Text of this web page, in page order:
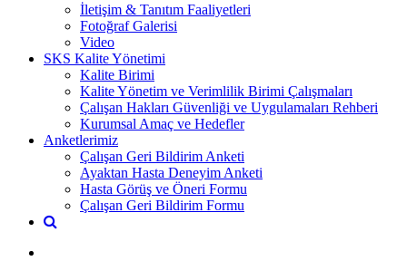
İletişim & Tanıtım Faaliyetleri
Fotoğraf Galerisi
Video
SKS Kalite Yönetimi
Kalite Birimi
Kalite Yönetim ve Verimlilik Birimi Çalışmaları
Çalışan Hakları Güvenliği ve Uygulamaları Rehberi
Kurumsal Amaç ve Hedefler
Anketlerimiz
Çalışan Geri Bildirim Anketi
Ayaktan Hasta Deneyim Anketi
Hasta Görüş ve Öneri Formu
Çalışan Geri Bildirim Formu